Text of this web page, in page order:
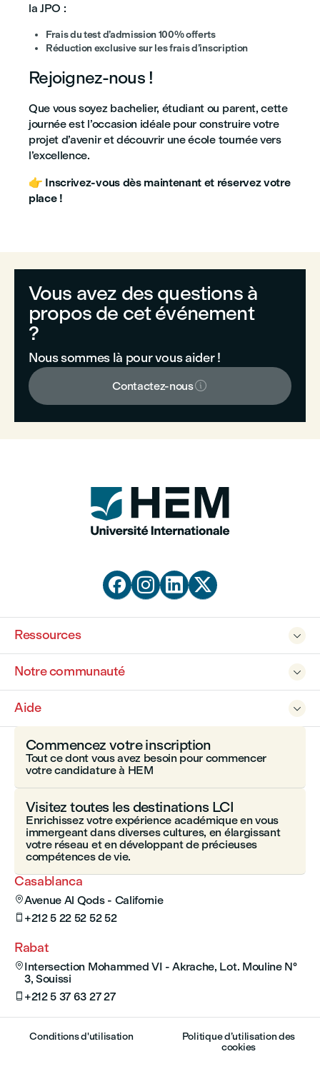
la JPO :
Frais du test d’admission 100% offerts
Réduction exclusive sur les frais d’inscription
Rejoignez-nous !
Que vous soyez bachelier, étudiant ou parent, cette
journée est l’occasion idéale pour construire votre
projet d’avenir et découvrir une école tournée vers
l’excellence.
👉 Inscrivez-vous dès maintenant et réservez votre
place !
Vous avez des questions à
propos de cet événement
?
Nous sommes là pour vous aider !
Contactez-nous
   

Ressources

Notre communauté

Aide
Casablanca
Avenue Al Qods - Californie
 +212 5 22 52 52 52
Rabat
 Intersection Mohammed VI - Akrache, Lot. Mouline N°
3, Souissi
 +212 5 37 63 27 27
Commencez votre inscription
Tout ce dont vous avez besoin pour commencer
votre candidature à HEM
Visitez toutes les destinations LCI
Enrichissez votre expérience académique en vous
immergeant dans diverses cultures, en élargissant
votre réseau et en développant de précieuses
compétences de vie.
Conditions d'utilisation
Politique d’utilisation des
cookies